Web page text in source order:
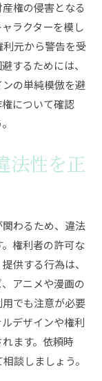
権の侵害となる
ラクターを模し
元から警告を受
するためには、
の単純模倣を避
について確認
法性を正
わるため、違法
権利者の許可な
供する行為は、
アニメや漫画の
でも注意が必要
デザインや権利
ます。依頼時
談しましょう。